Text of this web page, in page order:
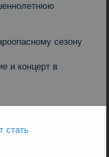
сезону
и концерт в
стать